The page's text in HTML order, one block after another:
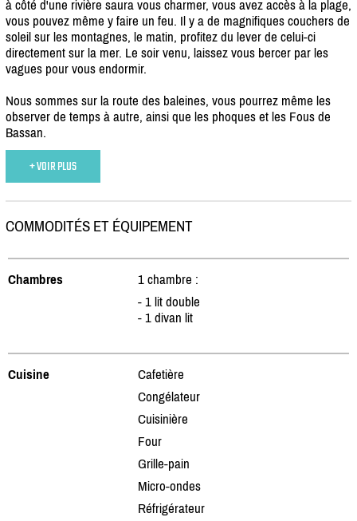
à côté d'une rivière saura vous charmer, vous avez accès à la plage,
vous pouvez même y faire un feu. Il y a de magnifiques couchers de
soleil sur les montagnes, le matin, profitez du lever de celui-ci
directement sur la mer. Le soir venu, laissez vous bercer par les
vagues pour vous endormir.
Nous sommes sur la route des baleines, vous pourrez même les
observer de temps à autre, ainsi que les phoques et les Fous de
Bassan.
+ VOIR PLUS
COMMODITÉS ET ÉQUIPEMENT
Chambres
1 chambre :
- 1 lit double
- 1 divan lit
Cuisine
Cafetière
Congélateur
Cuisinière
Four
Grille-pain
Micro-ondes
Réfrigérateur